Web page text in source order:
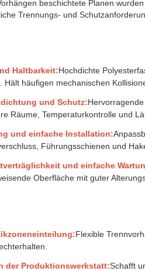
beschichtete Planen
Trennungs- und
Haltbarkeit:Hochdichte
Hält häufigen mechanischen
und Schutz:
Räume, Temperaturkontrolle und
und einfache Installation:
Führungsschienen und
und einfache
Oberfläche mit guter
Flexible
der Produktionswerkstatt:Schafft